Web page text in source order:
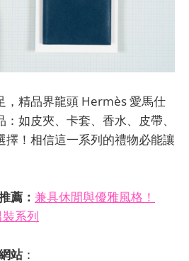
，精品界龍頭 Hermès 愛馬仕
如皮夾、卡套、香水、皮帶、
擇！相信這一系列的禮物必能讓
薦： 兼具休閒與優雅風格！
裝系列
站：